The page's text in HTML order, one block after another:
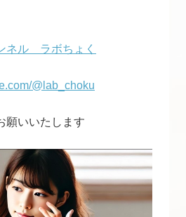
ネル ラボちょく
@lab_choku
願いいたします